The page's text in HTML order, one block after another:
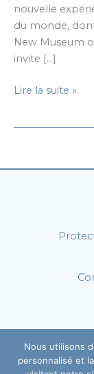
nouvelle
du monde,
New Museum
invite […]
Apple
de
Lire la suite »
Nous utilisons
personnalisé et